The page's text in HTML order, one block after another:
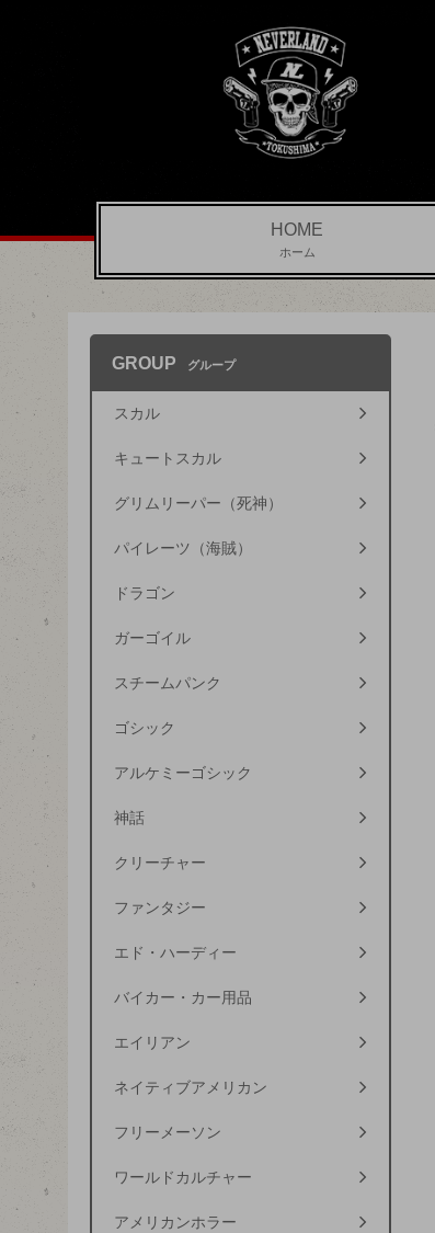
HOME
ホーム
GROUP グループ
スカル
キュートスカル
グリムリーパー（死神）
パイレーツ（海賊）
ドラゴン
ガーゴイル
スチームパンク
ゴシック
アルケミーゴシック
神話
クリーチャー
ファンタジー
エド・ハーディー
バイカー・カー用品
エイリアン
ネイティブアメリカン
フリーメーソン
ワールドカルチャー
アメリカンホラー